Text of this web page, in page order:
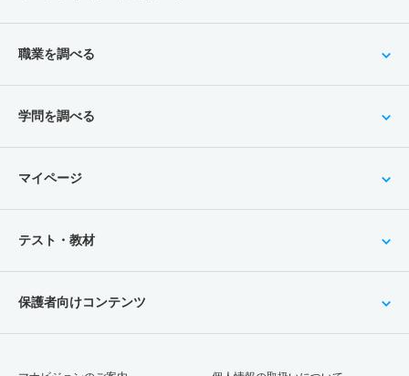
職業を調べる
学問を調べる
マイページ
テスト・教材
保護者向けコンテンツ